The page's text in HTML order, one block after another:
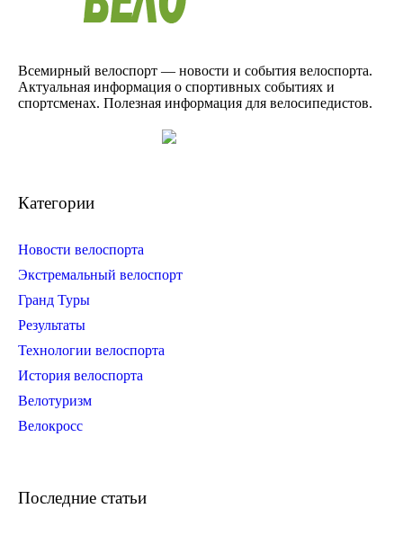
Всемирный велоспорт — новости и события велоспорта.
Актуальная информация о спортивных событиях и
спортсменах. Полезная информация для велосипедистов.
Категории
Новости велоспорта
Экстремальный велоспорт
Гранд Туры
Результаты
Технологии велоспорта
История велоспорта
Велотуризм
Велокросс
Последние статьи